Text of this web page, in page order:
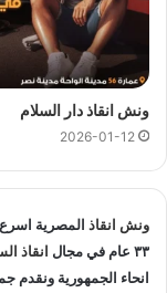
الجمهورية لإنقاذ و
انقاذ السيارات
اذا تعطلت سيارتك
انقاذ المصرية
تقديم و توفير جميع
جر السياراتاونقل
ونش انقاذ دار السلام
2026-01-12
ونش انقاذ المصرية
٣٣ عام في مجال
انقاذ
انحاء الجمهورية ونقدم